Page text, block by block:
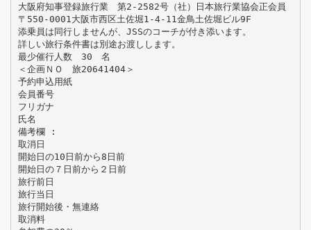
大阪府知事登録旅行業 第2-2582号（社）日本旅行業協会正会員
〒550-0001大阪市西区土佐堀1-4-11金鳥土佐堀ビル9F
添乗員は同行しませんが、JSSのコーチが付き添います。
詳しい旅行条件書は別途お渡しします。
最少催行人数 30 名
＜企画ＮＯ 旅20641404＞
予約申込用紙
会員番号
フリガナ
氏名
備考欄 :
取消日
開始日の10日前から8日前
開始日の７日前から２日前
旅行前日
旅行当日
旅行開始後・無連絡
取消料